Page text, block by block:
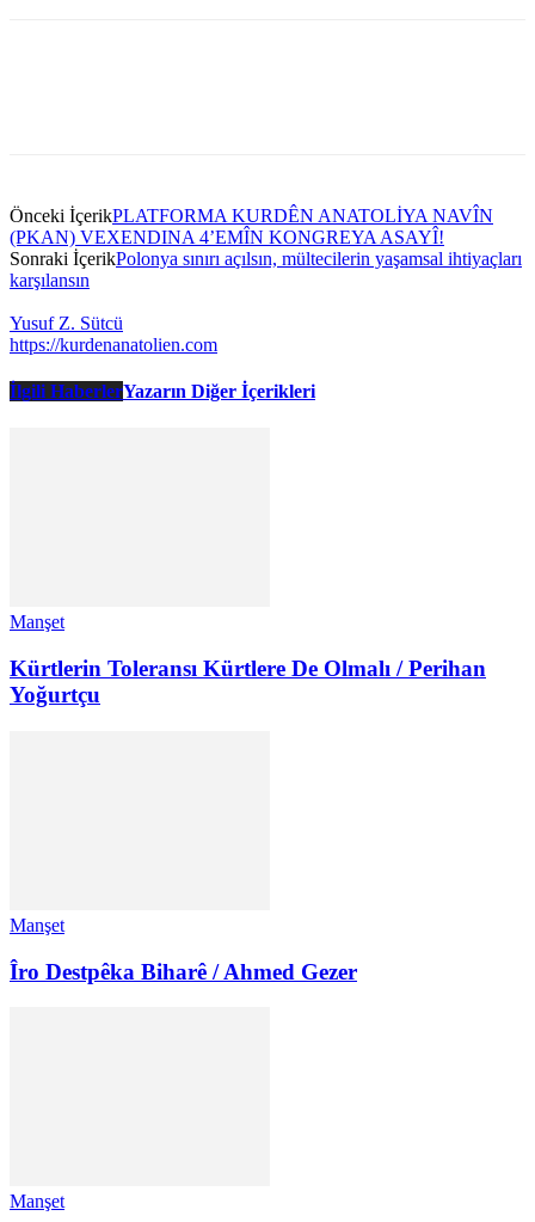
Önceki İçerikPLATFORMA KURDÊN ANATOLİYA NAVÎN
(PKAN) VEXENDINA 4’EMÎN KONGREYA ASAYÎ!
Sonraki İçerikPolonya sınırı açılsın, mültecilerin yaşamsal ihtiyaçları
karşılansın
Yusuf Z. Sütcü
https://kurdenanatolien.com
İlgili HaberlerYazarın Diğer İçerikleri
Manşet
Kürtlerin Toleransı Kürtlere De Olmalı / Perihan
Yoğurtçu
Manşet
Îro Destpêka Biharê / Ahmed Gezer
Manşet